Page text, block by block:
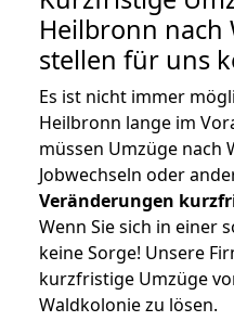
Heilbronn nach
stellen für uns
Es ist nicht immer
Heilbronn lange im
müssen Umzüge nach
Jobwechseln oder
Veränderungen
Wenn Sie sich in einer
keine Sorge! Unsere
kurzfristige Umzüge
Waldkolonie zu lösen.